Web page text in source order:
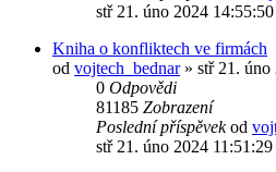
stř 21. úno 2024 14:55:50
Kniha o konfliktech ve firmách
od vojtech_bednar» stř 21. úno
0 Odpovědi
81185 Zobrazení
Poslední příspěvekod
stř 21. úno 2024 11:51:29